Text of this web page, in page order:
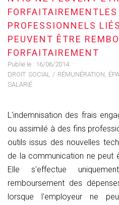
PROFESSIONNELS
PEUVENT ÊTRE
FORFAITAIREMENT
Publié le : 16/06/2014
DROIT SOCIAL/ RÉMUNÉRATION,
SALARIÉ
L'indemnisation des frais
ou assimilé à des fins
outils issus des nouvelles
de la communication ne peut
Elle s'effectue
remboursement des
lorsque l'employeur ne